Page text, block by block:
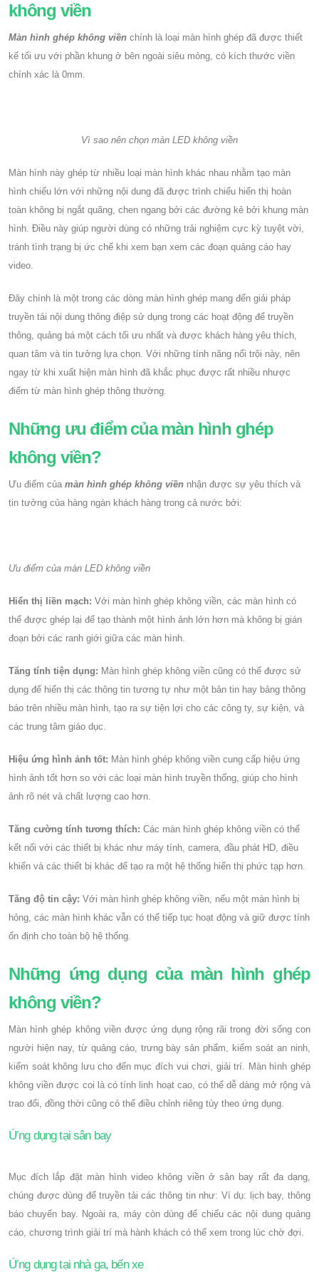
không viền
Màn hình ghép không viền chính là loại màn hình ghép đã được thiết
kế tối ưu với phần khung ở bên ngoài siêu mỏng, có kích thước viền
chính xác là 0mm.
Vì sao nên chọn màn LED không viền
Màn hình này ghép từ nhiều loại màn hình khác nhau nhằm tạo màn
hình chiếu lớn với những nội dung đã được trình chiếu hiển thị hoàn
toàn không bị ngắt quãng, chen ngang bởi các đường kẻ bởi khung màn
hình. Điều này giúp người dùng có những trải nghiệm cực kỳ tuyệt vời,
tránh tình trạng bị ức chế khi xem bạn xem các đoạn quảng cáo hay
video.
Đây chính là một trong các dòng màn hình ghép mang đến giải pháp
truyền tải nội dung thông điệp sử dụng trong các hoạt động để truyền
thông, quảng bá một cách tối ưu nhất và được khách hàng yêu thích,
quan tâm và tin tưởng lựa chọn. Với những tính năng nổi trội này, nên
ngay từ khi xuất hiện màn hình đã khắc phục được rất nhiều nhược
điểm từ màn hình ghép thông thường.
Những ưu điểm của màn hình ghép
không viền?
Ưu điểm của màn hình ghép không viền nhận được sự yêu thích và
tin tưởng của hàng ngàn khách hàng trong cả nước bởi:
Ưu điểm của màn LED không viền
Hiển thị liền mạch: Với màn hình ghép không viền, các màn hình có
thể được ghép lại để tạo thành một hình ảnh lớn hơn mà không bị gián
đoạn bởi các ranh giới giữa các màn hình.
Tăng tính tiện dụng: Màn hình ghép không viền cũng có thể được sử
dụng để hiển thị các thông tin tương tự như một bản tin hay bảng thông
báo trên nhiều màn hình, tạo ra sự tiện lợi cho các công ty, sự kiện, và
các trung tâm giáo dục.
Hiệu ứng hình ảnh tốt: Màn hình ghép không viền cung cấp hiệu ứng
hình ảnh tốt hơn so với các loại màn hình truyền thống, giúp cho hình
ảnh rõ nét và chất lượng cao hơn.
Tăng cường tính tương thích: Các màn hình ghép không viền có thể
kết nối với các thiết bị khác như máy tính, camera, đầu phát HD, điều
khiển và các thiết bị khác để tạo ra một hệ thống hiển thị phức tạp hơn.
Tăng độ tin cậy: Với màn hình ghép không viền, nếu một màn hình bị
hỏng, các màn hình khác vẫn có thể tiếp tục hoạt động và giữ được tính
ổn định cho toàn bộ hệ thống.
Những ứng dụng của màn hình ghép
không viền?
Màn hình ghép không viền được ứng dụng rộng rãi trong đời sống con
người hiện nay, từ quảng cáo, trưng bày sản phẩm, kiểm soát an ninh,
kiểm soát không lưu cho đến mục đích vui chơi, giải trí. Màn hình ghép
không viền được coi là có tính linh hoạt cao, có thể dễ dàng mở rộng và
trao đổi, đồng thời cũng có thể điều chỉnh riêng tùy theo ứng dụng.
Ứng dụng tại sân bay
Mục đích lắp đặt màn hình video không viền ở sân bay rất đa dạng,
chúng được dùng để truyền tải các thông tin như: Ví dụ: lịch bay, thông
báo chuyến bay. Ngoài ra, máy còn dùng để chiếu các nội dung quảng
cáo, chương trình giải trí mà hành khách có thể xem trong lúc chờ đợi.
Ứng dụng tại nhà ga, bến xe